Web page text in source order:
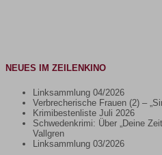
NEUES IM ZEILENKINO
Linksammlung 04/2026
Verbrecherische Frauen (2) –
Krimibestenliste Juli 2026
Schwedenkrimi: Über „Deine
Vallgren
Linksammlung 03/2026